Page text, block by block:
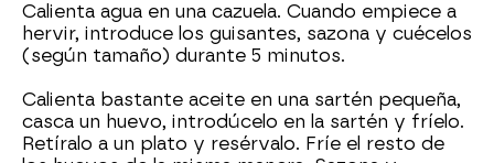
Calienta agua en una cazuela. Cuando empiece a
hervir, introduce los guisantes, sazona y cuécelos
(según tamaño) durante 5 minutos.
Calienta bastante aceite en una sartén pequeña,
casca un huevo, introdúcelo en la sartén y fríelo.
Retíralo a un plato y resérvalo. Fríe el resto de